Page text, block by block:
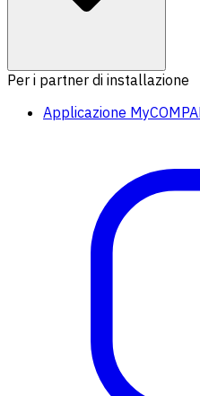
Per i partner di installazione
Applicazione